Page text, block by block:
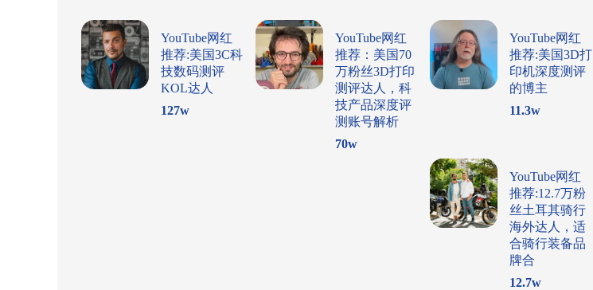
YouTube网红
推荐:美国3C科
技数码测评
KOL达人
127w
YouTube网红
推荐：美国70
万粉丝3D打印
测评达人，科
技产品深度评
测账号解析
70w
YouTube网红
推荐:美国3D打
印机深度测评
的博主
11.3w
YouTube网红
推荐:12.7万粉
丝土耳其骑行
海外达人，适
合骑行装备品
牌合
12.7w